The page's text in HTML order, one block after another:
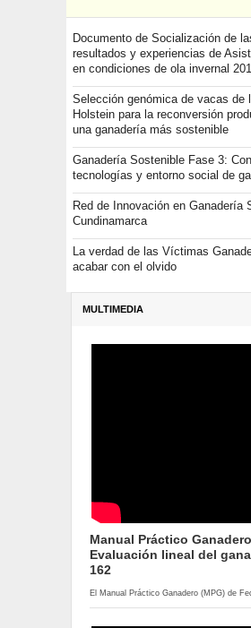
Documento de Socialización de
resultados y experiencias de
en condiciones de ola invernal
Selección genómica de vacas de
Holstein para la reconversión
una ganadería más sostenible
Ganadería Sostenible Fase 3:
tecnologías y entorno social de
Red de Innovación en Ganadería
Cundinamarca
La verdad de las Víctimas
acabar con el olvido
MULTIMEDIA
Manual Práctico
Evaluación lineal del
162
El Manual Práctico Ganadero (MPG) de